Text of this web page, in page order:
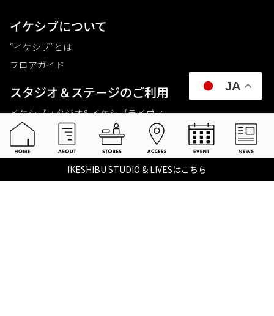
IKESHIBU STUDIO & LIVESはこちら
イケシブについて
“イケシブ”とは
フロアガイド
スタジオ＆ステージのご利⽤
イケシブスタジオ& イケシブライヴス
お買いものをする
池部楽器店 総合ECサイト
池部楽器店 店舗一覧
JA